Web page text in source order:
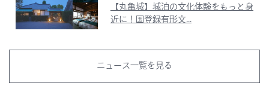
【丸亀城】城泊の文化体験をもっと身
近に！国登録有形文...
ニュース一覧を見る